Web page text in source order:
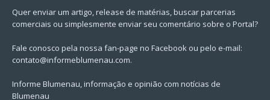
Quer enviar um artigo, release de matérias, buscar parcerias
comerciais ou simplesmente enviar seu comentário sobre o Portal?
Fale conosco pela nossa fan-page no Facebook ou pelo e-mail:
contato@informeblumenau.com.
Informe Blumenau, informação e opinião com notícias de
Blumenau